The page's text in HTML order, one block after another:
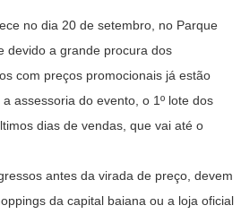
no dia 20 de setembro, no Parque
devido a grande procura dos
com preços promocionais já estão
assessoria do evento, o 1º lote dos
dias de vendas, que vai até o
antes da virada de preço, devem
da capital baiana ou a loja oficial